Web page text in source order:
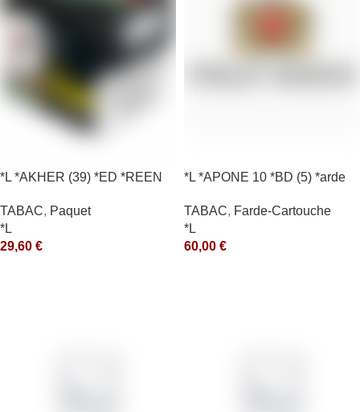
*L *AKHER (39) *ED *REEN
TABAC, Paquet
*L
29,60 €
*L *APONE 10 *BD (5) *arde
TABAC, Farde-Cartouche
*L
60,00 €